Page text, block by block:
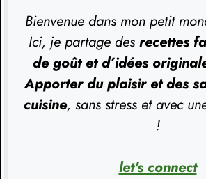
Bienvenue dans mon petit
Ici, je partage des recettes
de goût et d’idées
Apporter du plaisir et des
cuisine, sans stress et avec
!
let's connect